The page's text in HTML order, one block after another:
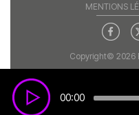
00:00
MENTIONS
Copyright© 2026